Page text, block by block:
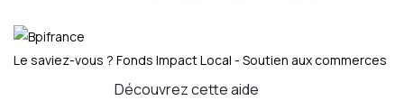
Le saviez-vous ? Fonds Impact Local - Soutien aux commerces
Découvrez cette aide